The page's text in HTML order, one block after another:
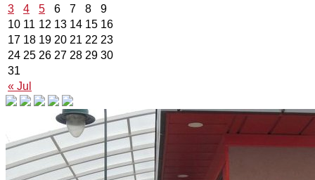
« Jul
3 4 5 6 7 8
9
10 11 12 13 14 15 16
17 18 19 20 21 22 23
24 25 26 27 28 29 30
31